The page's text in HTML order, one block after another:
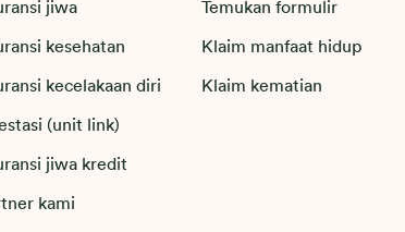
jiwa
kesehatan
kecelakaan diri
(unit link)
jiwa kredit
kami
Temukan formulir
Klaim manfaat hidup
Klaim kematian